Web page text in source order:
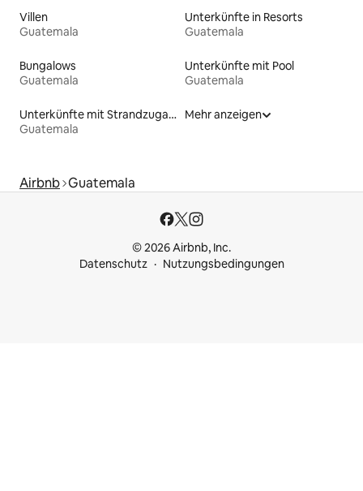
Villen
Guatemala
Unterkünfte in Resorts
Guatemala
Bungalows
Guatemala
Unterkünfte mit Pool
Guatemala
Unterkünfte mit Strandzugang
Guatemala
Mehr anzeigen
Airbnb Guatemala
© 2026 Airbnb, Inc.
Datenschutz
Nutzungsbedingungen